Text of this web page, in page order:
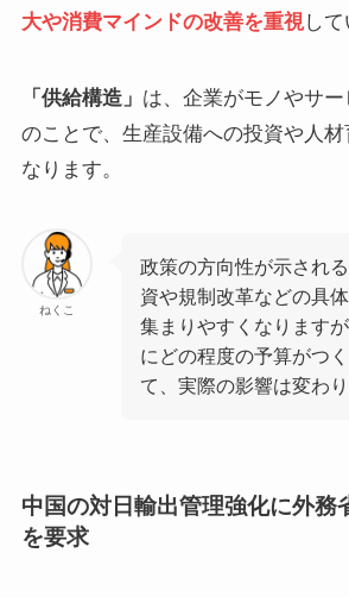
大や消費マインドの改善を重視して
「供給構造」 は、企業がモノやサ
のことで、生産設備への投資や人
なります。
ねくこ
政策の方向性が示され
資や規制改革などの具
集まりやすくなります
にどの程度の予算がつ
て、実際の影響は変わり
中国の対日輸出管理強化に外務
を要求